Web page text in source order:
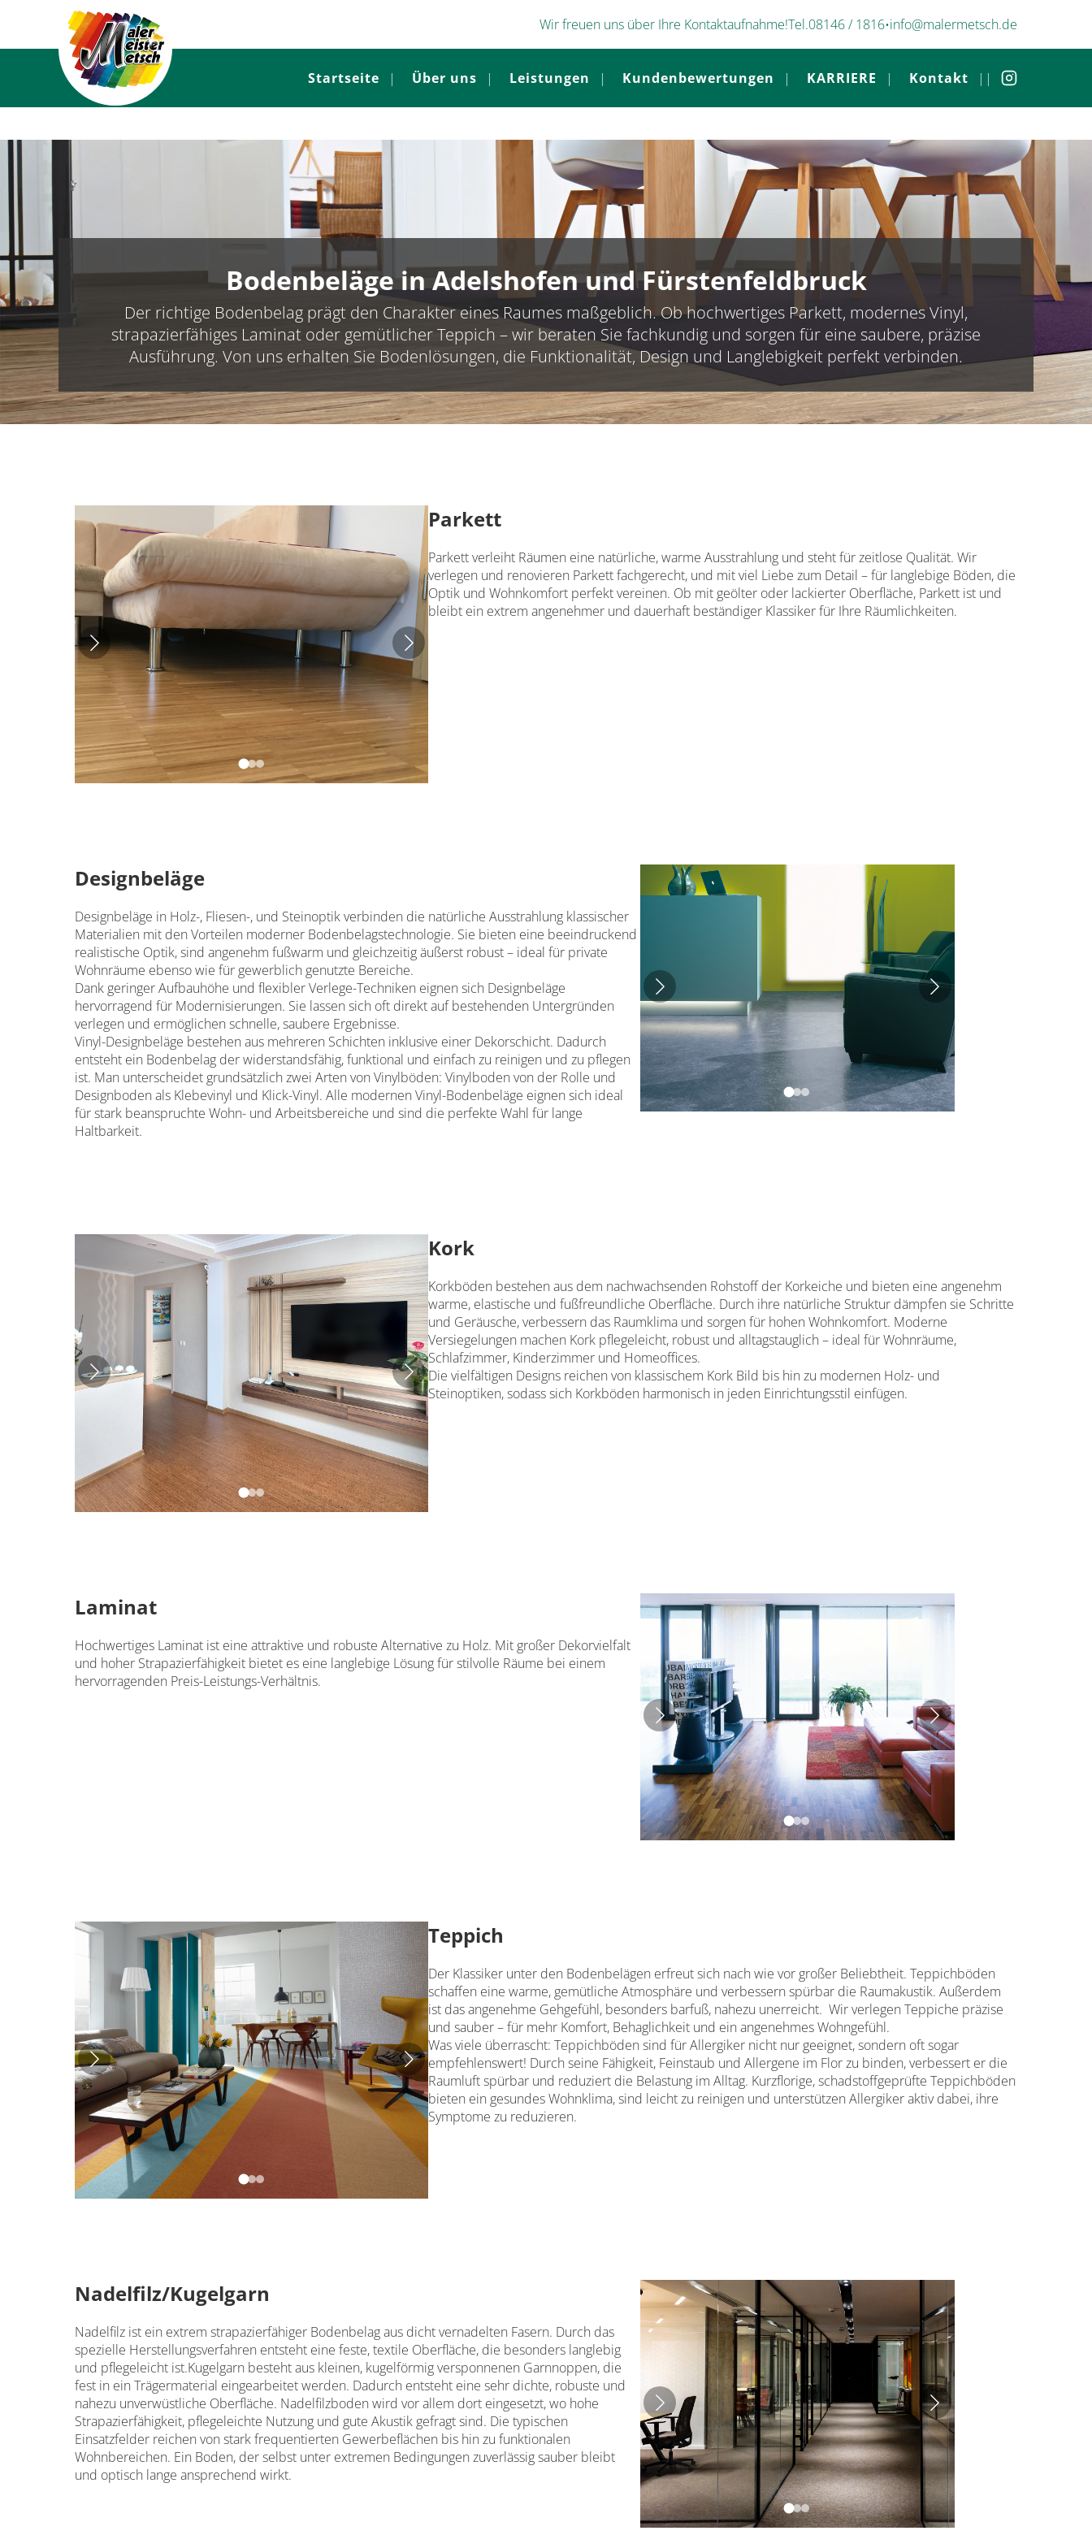
Wir freuen uns über Ihre Kontaktaufnahme!Tel.08146 / 1816•info@malermetsch.de
Startseite Über uns Leistungen Kundenbewertungen KARRIERE Kontakt
Bodenbeläge in Adelshofen und Fürstenfeldbruck
Der richtige Bodenbelag prägt den Charakter eines Raumes maßgeblich. Ob hochwertiges Parkett, modernes Vinyl,
strapazierfähiges Laminat oder gemütlicher Teppich – wir beraten Sie fachkundig und sorgen für eine saubere, präzise
Ausführung. Von uns erhalten Sie Bodenlösungen, die Funktionalität, Design und Langlebigkeit perfekt verbinden.
Parkett
Parkett verleiht Räumen eine natürliche, warme Ausstrahlung und steht für zeitlose Qualität. Wir
verlegen und renovieren Parkett fachgerecht, und mit viel Liebe zum Detail – für langlebige Böden, die
Optik und Wohnkomfort perfekt vereinen. Ob mit geölter oder lackierter Oberfläche, Parkett ist und
bleibt ein extrem angenehmer und dauerhaft beständiger Klassiker für Ihre Räumlichkeiten.
Designbeläge
Designbeläge in Holz-, Fliesen-, und Steinoptik verbinden die natürliche Ausstrahlung klassischer
Materialien mit den Vorteilen moderner Bodenbelagstechnologie. Sie bieten eine beeindruckend
realistische Optik, sind angenehm fußwarm und gleichzeitig äußerst robust – ideal für private
Wohnräume ebenso wie für gewerblich genutzte Bereiche.
Dank geringer Aufbauhöhe und flexibler Verlege-Techniken eignen sich Designbeläge
hervorragend für Modernisierungen. Sie lassen sich oft direkt auf bestehenden Untergründen
verlegen und ermöglichen schnelle, saubere Ergebnisse.
Vinyl-Designbeläge bestehen aus mehreren Schichten inklusive einer Dekorschicht. Dadurch
entsteht ein Bodenbelag der widerstandsfähig, funktional und einfach zu reinigen und zu pflegen
ist. Man unterscheidet grundsätzlich zwei Arten von Vinylböden: Vinylboden von der Rolle und
Designboden als Klebevinyl und Klick-Vinyl. Alle modernen Vinyl-Bodenbeläge eignen sich ideal
für stark beanspruchte Wohn- und Arbeitsbereiche und sind die perfekte Wahl für lange
Haltbarkeit.
Kork
Korkböden bestehen aus dem nachwachsenden Rohstoff der Korkeiche und bieten eine angenehm
warme, elastische und fußfreundliche Oberfläche. Durch ihre natürliche Struktur dämpfen sie Schritte
und Geräusche, verbessern das Raumklima und sorgen für hohen Wohnkomfort. Moderne
Versiegelungen machen Kork pflegeleicht, robust und alltagstauglich – ideal für Wohnräume,
Schlafzimmer, Kinderzimmer und Homeoffices.
Die vielfältigen Designs reichen von klassischem Kork Bild bis hin zu modernen Holz- und
Steinoptiken, sodass sich Korkböden harmonisch in jeden Einrichtungsstil einfügen.
Laminat
Hochwertiges Laminat ist eine attraktive und robuste Alternative zu Holz. Mit großer Dekorvielfalt
und hoher Strapazierfähigkeit bietet es eine langlebige Lösung für stilvolle Räume bei einem
hervorragenden Preis-Leistungs-Verhältnis.
Teppich
Der Klassiker unter den Bodenbelägen erfreut sich nach wie vor großer Beliebtheit. Teppichböden
schaffen eine warme, gemütliche Atmosphäre und verbessern spürbar die Raumakustik. Außerdem
ist das angenehme Gehgefühl, besonders barfuß, nahezu unerreicht. Wir verlegen Teppiche präzise
und sauber – für mehr Komfort, Behaglichkeit und ein angenehmes Wohngefühl.
Was viele überrascht: Teppichböden sind für Allergiker nicht nur geeignet, sondern oft sogar
empfehlenswert! Durch seine Fähigkeit, Feinstaub und Allergene im Flor zu binden, verbessert er die
Raumluft spürbar und reduziert die Belastung im Alltag. Kurzflorige, schadstoffgeprüfte Teppichböden
bieten ein gesundes Wohnklima, sind leicht zu reinigen und unterstützen Allergiker aktiv dabei, ihre
Symptome zu reduzieren.
Nadelfilz/Kugelgarn
Nadelfilz ist ein extrem strapazierfähiger Bodenbelag aus dicht vernadelten Fasern. Durch das
spezielle Herstellungsverfahren entsteht eine feste, textile Oberfläche, die besonders langlebig
und pflegeleicht ist.Kugelgarn besteht aus kleinen, kugelförmig versponnenen Garnnoppen, die
fest in ein Trägermaterial eingearbeitet werden. Dadurch entsteht eine sehr dichte, robuste und
nahezu unverwüstliche Oberfläche. Nadelfilzboden wird vor allem dort eingesetzt, wo hohe
Strapazierfähigkeit, pflegeleichte Nutzung und gute Akustik gefragt sind. Die typischen
Einsatzfelder reichen von stark frequentierten Gewerbeflächen bis hin zu funktionalen
Wohnbereichen. Ein Boden, der selbst unter extremen Bedingungen zuverlässig sauber bleibt
und optisch lange ansprechend wirkt.